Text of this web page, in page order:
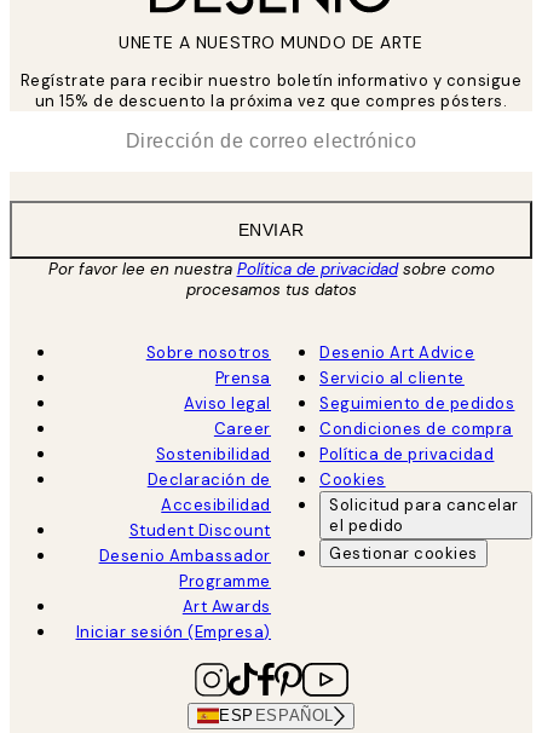
UNETE A NUESTRO MUNDO DE ARTE
Regístrate para recibir nuestro boletín informativo y consigue
un 15% de descuento la próxima vez que compres pósters.
ENVIAR
Por favor lee en nuestra Política de privacidadsobre como
procesamos tus datos
Sobre nosotros
Prensa
Aviso legal
Career
Sostenibilidad
Declaración de
Accesibilidad
Student Discount
Desenio Ambassador
Programme
Art Awards
Iniciar sesión (Empresa)
Desenio Art Advice
Servicio al cliente
Seguimiento de pedidos
Condiciones de compra
Política de privacidad
Cookies
Solicitud para cancelar
el pedido
Gestionar cookies
ESP ESPAÑOL